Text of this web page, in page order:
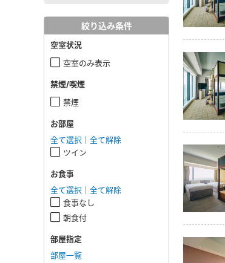
絞り込み条件
空室状況
空室のみ表示
禁煙/喫煙
禁煙
お部屋
全て選択
全て解除
ツイン
お食事
全て選択
全て解除
食事なし
朝食付
部屋指定
部屋一覧